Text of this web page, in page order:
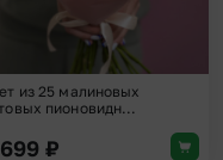
из 25 малиновых
пионовидн...
₽